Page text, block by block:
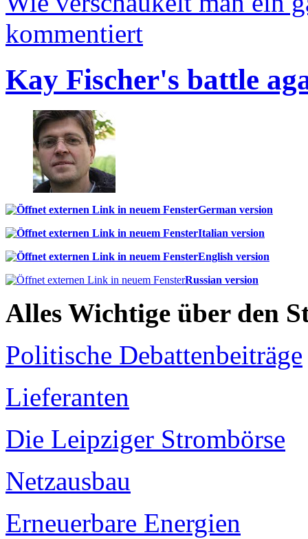
kommentiert
Kay Fischer's battle
German version
Italian version
English version
Russian version
Alles Wichtige über den
Politische Debattenbeiträge
Lieferanten
Die Leipziger Strombörse
Netzausbau
Erneuerbare Energien